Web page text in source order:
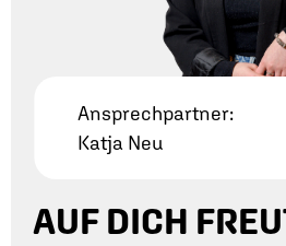
Ansprechpartner:
Katja Neu
AUF DICH